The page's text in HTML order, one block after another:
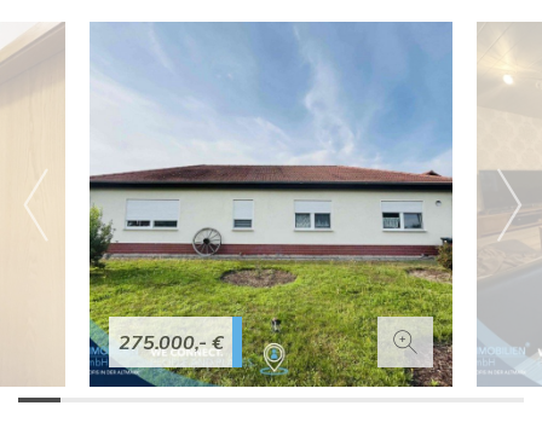
275.000,- €